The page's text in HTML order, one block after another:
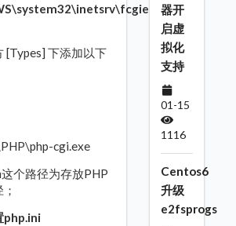
[Types] 下添加以下
cgi.exe
个路径为存放PHP
php.ini
器开
启虚
拟化
支持
01-15
1116
Centos6
升级
e2fsprogs